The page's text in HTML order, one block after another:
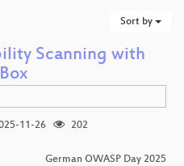
Sort by
Scanning with
11-26
202
German OWASP Day 2025